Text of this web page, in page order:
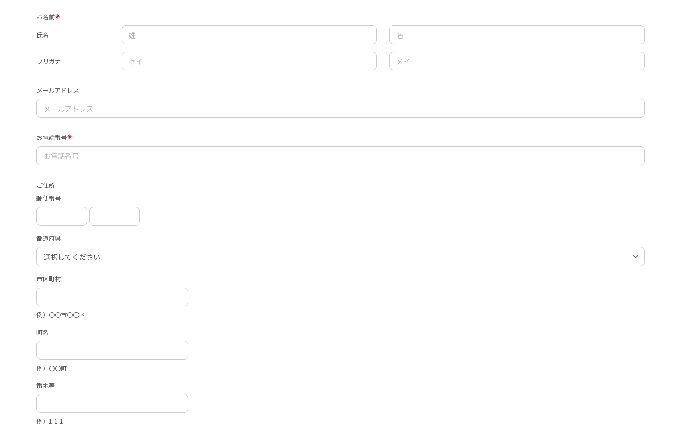
お名前
氏名
フリガナ
メールアドレス
お電話番号
ご住所
郵便番号
-
都道府県
市区町村
例）〇〇市〇〇区
町名
例）〇〇町
番地等
例）1-1-1